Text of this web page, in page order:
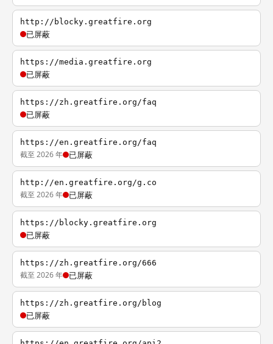
http://blocky.greatfire.org
已屏蔽
https://media.greatfire.org
已屏蔽
https://zh.greatfire.org/faq
已屏蔽
https://en.greatfire.org/faq
截至 2026 年 已屏蔽
http://en.greatfire.org/g.co
截至 2026 年 已屏蔽
https://blocky.greatfire.org
已屏蔽
https://zh.greatfire.org/666
截至 2026 年 已屏蔽
https://zh.greatfire.org/blog
已屏蔽